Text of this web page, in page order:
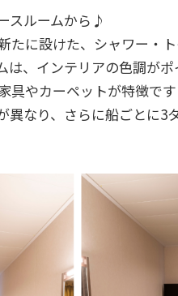
スルームから♪
たに設けた、シャワー・
は、インテリアの色調が
具やカーペットが特徴で
異なり、さらに船ごとに